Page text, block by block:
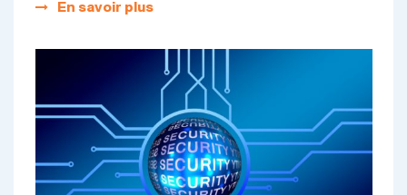
En savoir plus